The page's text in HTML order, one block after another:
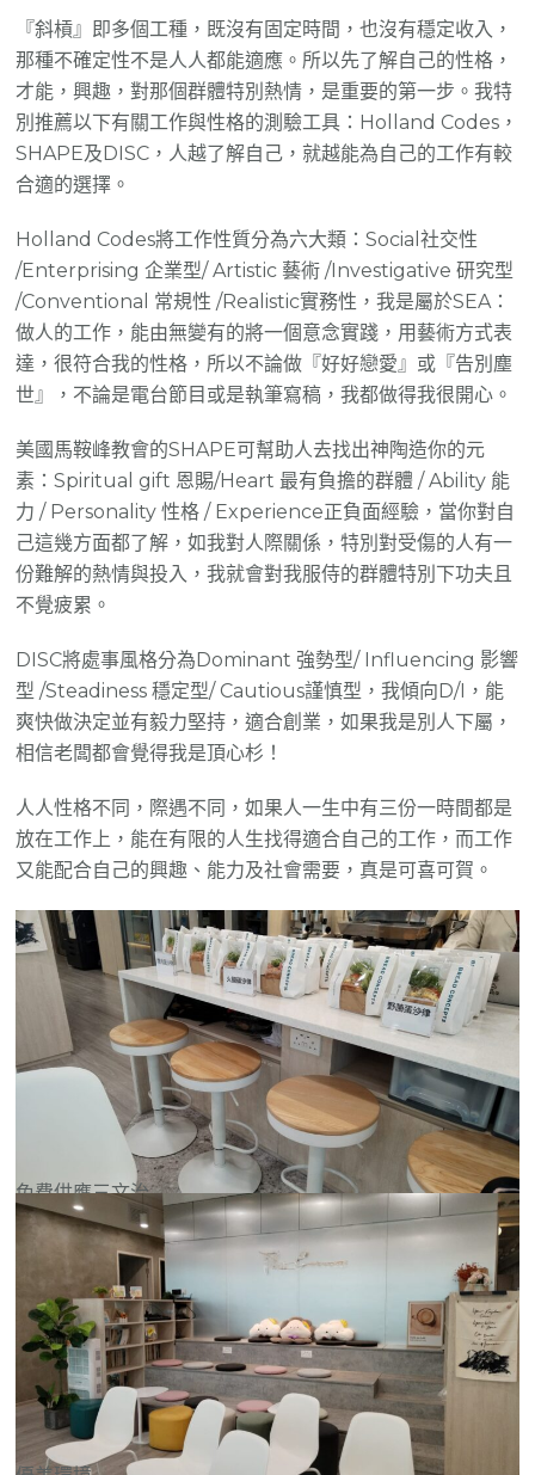
『斜槓』即多個工種，既沒有固定時間，也沒有穩定收入，
那種不確定性不是人人都能適應。所以先了解自己的性格，
才能，興趣，對那個群體特別熱情，是重要的第一步。我特
別推薦以下有關工作與性格的測驗工具：Holland Codes，
SHAPE及DISC，人越了解自己，就越能為自己的工作有較
合適的選擇。
Holland Codes將工作性質分為六大類：Social社交性
/Enterprising 企業型/ Artistic 藝術 /Investigative 研究型
/Conventional 常規性 /Realistic實務性，我是屬於SEA：
做人的工作，能由無變有的將一個意念實踐，用藝術方式表
達，很符合我的性格，所以不論做『好好戀愛』或『告別塵
世』，不論是電台節目或是執筆寫稿，我都做得我很開心。
美國馬鞍峰教會的SHAPE可幫助人去找出神陶造你的元
素：Spiritual gift 恩賜/Heart 最有負擔的群體 / Ability 能
力 / Personality 性格 / Experience正負面經驗，當你對自
己這幾方面都了解，如我對人際關係，特別對受傷的人有一
份難解的熱情與投入，我就會對我服侍的群體特別下功夫且
不覺疲累。
DISC將處事風格分為Dominant 強勢型/ Influencing 影響
型 /Steadiness 穩定型/ Cautious謹慎型，我傾向D/I，能
爽快做決定並有毅力堅持，適合創業，如果我是別人下屬，
相信老闆都會覺得我是頂心杉！
人人性格不同，際遇不同，如果人一生中有三份一時間都是
放在工作上，能在有限的人生找得適合自己的工作，而工作
又能配合自己的興趣、能力及社會需要，真是可喜可賀。
免費供應三文治